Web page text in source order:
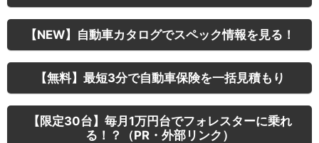
【NEW】自動車カタログでスペック情報を見る！
【無料】最短3分で自動車保険を一括見積もり
【限定30台】毎月1万円台でフォレスターに乗れ
る！？（PR・外部リンク）